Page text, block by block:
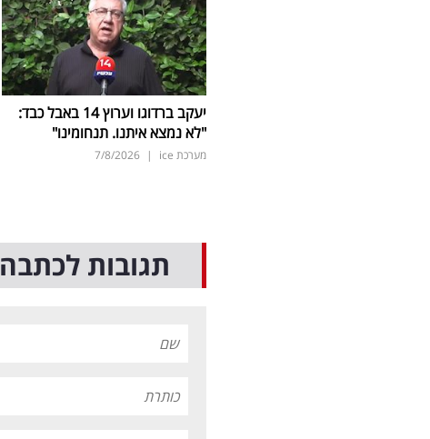
יעקב ברדוגו וערוץ 14 באבל כבד:
"לא נמצא איתנו. תנחומינו"
מערכת ice |
7/8/2026
תגובות לכתבה